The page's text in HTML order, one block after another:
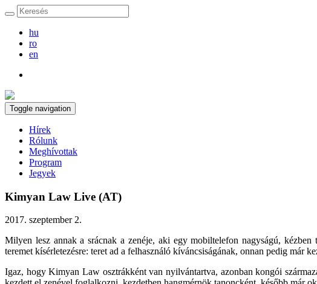
hu
ro
en
Toggle navigation
Hírek
Rólunk
Meghívottak
Program
Jegyek
Kimyan Law Live (AT)
2017. szeptember 2.
Milyen lesz annak a srácnak a zenéje, aki egy mobiltelefon nagyságú,
teremet kísérletezésre: teret ad a felhasználó kíváncsiságának, onnan pedig már
Igaz, hogy Kimyan Law osztrákként van nyilvántartva, azonban kongói